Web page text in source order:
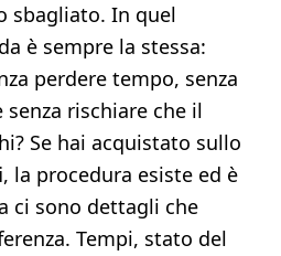
sbagliato. In quel
è sempre la stessa:
perdere tempo, senza
rischiare che il
Se hai acquistato sullo
la procedura esiste ed è
ci sono dettagli che
Tempi, stato del